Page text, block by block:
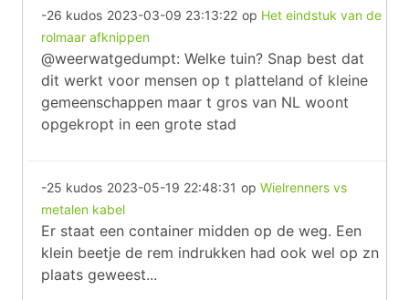
-26 kudos 2023-03-09 23:13:22 op Het eindstuk van de
rolmaar afknippen
@weerwatgedumpt: Welke tuin? Snap best dat
dit werkt voor mensen op t platteland of kleine
gemeenschappen maar t gros van NL woont
opgekropt in een grote stad
-25 kudos 2023-05-19 22:48:31 op Wielrenners vs
metalen kabel
Er staat een container midden op de weg. Een
klein beetje de rem indrukken had ook wel op zn
plaats geweest...